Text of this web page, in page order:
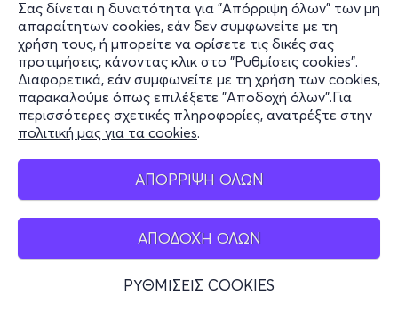
Σας δίνεται η δυνατότητα για "Απόρριψη όλων" των μη
απαραίτητων cookies, εάν δεν συμφωνείτε με τη
χρήση τους, ή μπορείτε να ορίσετε τις δικές σας
προτιμήσεις, κάνοντας κλικ στο "Ρυθμίσεις cookies".
Διαφορετικά, εάν συμφωνείτε με τη χρήση των cookies,
παρακαλούμε όπως επιλέξετε "Αποδοχή όλων".Για
περισσότερες σχετικές πληροφορίες, ανατρέξτε στην
πολιτική μας για τα cookies.
ΑΠΟΡΡΙΨΗ ΟΛΩΝ
ΑΠΟΔΟΧΗ ΟΛΩΝ
ΡΥΘΜΙΣΕΙΣ COOKIES